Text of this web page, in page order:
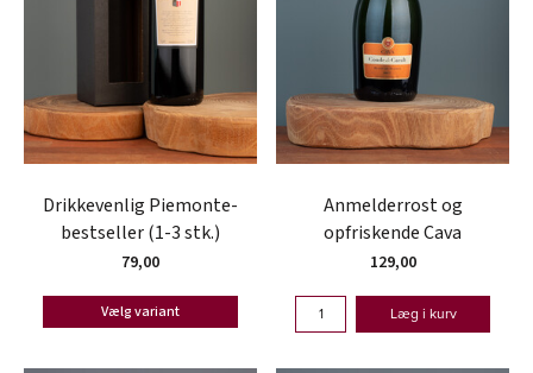
Drikkevenlig Piemonte-
bestseller (1-3 stk.)
79,00
Vælg variant
Anmelderrost og
opfriskende Cava
129,00
Læg i kurv